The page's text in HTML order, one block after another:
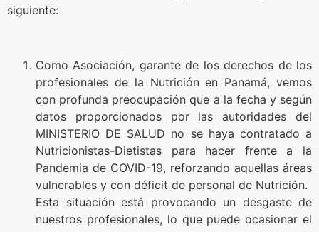
siguiente:
Como Asociación, garante de los derechos de los
profesionales de la Nutrición en Panamá, vemos
con profunda preocupación que a la fecha y según
datos proporcionados por las autoridades del
MINISTERIO DE SALUD no se haya contratado a
Nutricionistas-Dietistas para hacer frente a la
Pandemia de COVID-19, reforzando aquellas áreas
vulnerables y con déficit de personal de Nutrición.
Esta situación está provocando un desgaste de
nuestros profesionales, lo que puede ocasionar el